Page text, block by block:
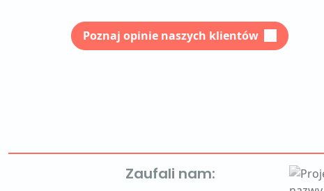
Poznaj opinie naszych klientów
Zaufali nam: